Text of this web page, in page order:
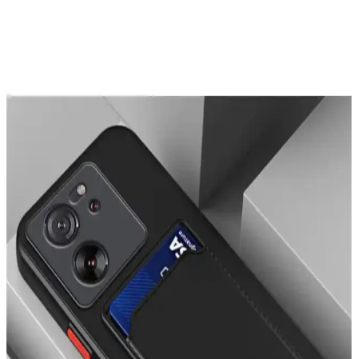
İşte iPhone 14 Pro Max için tasarlanmış KVK PRİVACY ve OSG
kılıflarının detaylı karşılaştırması, özellikleri ve kullanıcı
yorumlarıyla en iyi seçimi yapmanıza yardımcı oluyor.
OVADA Kılıf Modelleri Karşılaştırması: Pembe
Leopar ve Hologramlı Kurdele Desenli
İki popüler OVADA kılıf modeli olan pembe leopar desenli ve
hologramlı kurdele desenli kılıfların özellikleri, kullanıcı yorumları
ve karşılaştırması burada.
Fibaks iPhone 11 Kılıfı Karşılaştırması: Mat ve
Desenli Seçeneklerin Özellikleri ve Kullanıcı
Yorumları